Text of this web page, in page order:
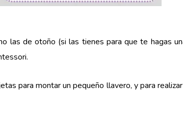
las de otoño (si las tienes para que te hagas
para montar un pequeño llavero, y para